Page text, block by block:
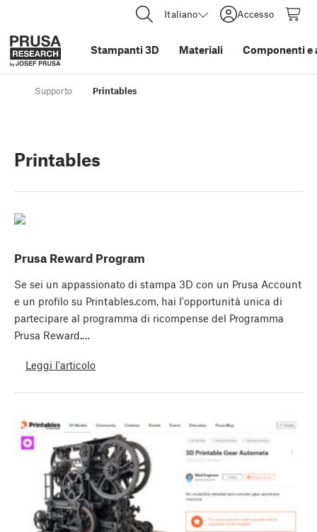
Italiano Accesso
Stampanti 3D Materiali Componenti e
Supporto Printables
Printables
Prusa Reward Program
Se sei un appassionato di stampa 3D con un Prusa Account
e un profilo su Printables.com, hai l'opportunità unica di
partecipare al programma di ricompense del Programma
Prusa Reward.…
Leggi l'articolo